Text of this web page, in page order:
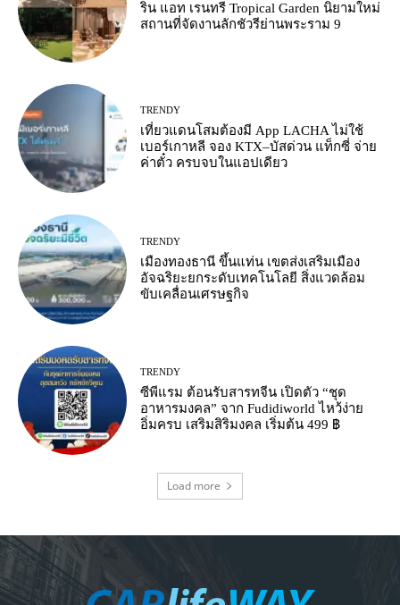
ริน แอท เรนทรี Tropical Garden นิยามใหม่
สถานที่จัดงานลักชัวรีย่านพระราม 9
TRENDY
เที่ยวแดนโสมต้องมี App LACHA ไม่ใช้
เบอร์เกาหลี จอง KTX–บัสด่วน แท็กซี่ จ่าย
ค่าตั๋ว ครบจบในแอปเดียว
TRENDY
เมืองทองธานี ขึ้นแท่น เขตส่งเสริมเมือง
อัจฉริยะยกระดับเทคโนโลยี สิ่งแวดล้อม
ขับเคลื่อนเศรษฐกิจ
TRENDY
ซีพีแรม ต้อนรับสารทจีน เปิดตัว “ชุด
อาหารมงคล” จาก Fudidiworld ไหว้ง่าย
อิ่มครบ เสริมสิริมงคล เริ่มต้น 499 ฿
Load more